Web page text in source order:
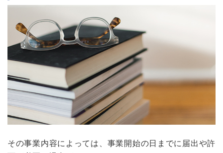
その事業内容によっては、事業開始の日までに届出や許